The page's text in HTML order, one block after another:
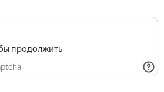
продолжить